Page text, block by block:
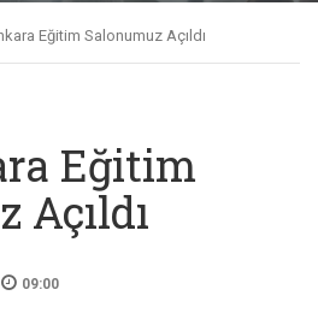
Eğitim Salonumuz Açıldı
Eğitim
Açıldı
09:00